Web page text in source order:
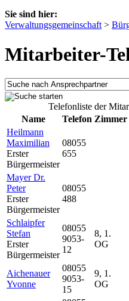
Sie sind hier:
Verwaltungsgemeinschaft >
Mitarbeiter-
Telefonliste der
Name
Telefon Zimmer
Heilmann
Maximilian
Erster
Bürgermeister
08055
655
Mayer Dr.
Peter
Erster
Bürgermeister
08055
488
Schlaipfer
Stefan
Erster
Bürgermeister
08055
9053-
12
8, 1.
OG
Aichenauer
Yvonne
08055
9053-
15
9, 1.
OG